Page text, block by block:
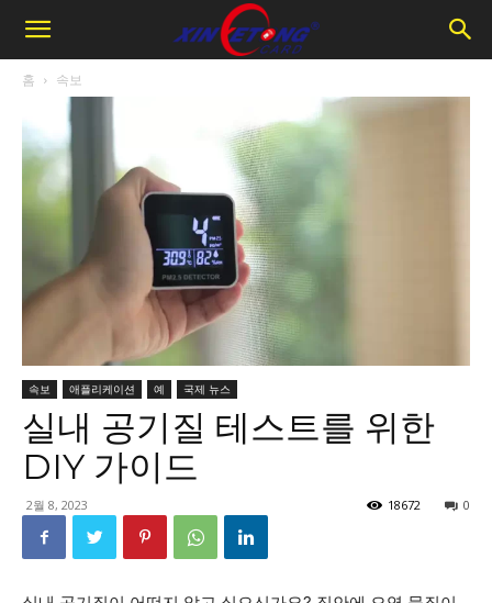
홈 속보
속보 애플리케이션 예 국제 뉴스
실내 공기질 테스트를 위한
DIY 가이드
2월 8, 2023 0
18672